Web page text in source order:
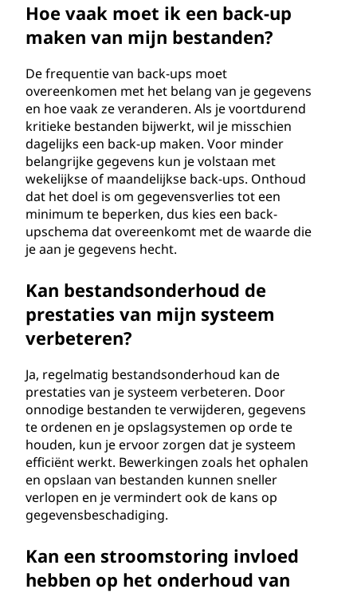
Hoe vaak moet ik een back-up
maken van mijn bestanden?
De frequentie van back-ups moet
overeenkomen met het belang van je gegevens
en hoe vaak ze veranderen. Als je voortdurend
kritieke bestanden bijwerkt, wil je misschien
dagelijks een back-up maken. Voor minder
belangrijke gegevens kun je volstaan met
wekelijkse of maandelijkse back-ups. Onthoud
dat het doel is om gegevensverlies tot een
minimum te beperken, dus kies een back-
upschema dat overeenkomt met de waarde die
je aan je gegevens hecht.
Kan bestandsonderhoud de
prestaties van mijn systeem
verbeteren?
Ja, regelmatig bestandsonderhoud kan de
prestaties van je systeem verbeteren. Door
onnodige bestanden te verwijderen, gegevens
te ordenen en je opslagsystemen op orde te
houden, kun je ervoor zorgen dat je systeem
efficiënt werkt. Bewerkingen zoals het ophalen
en opslaan van bestanden kunnen sneller
verlopen en je vermindert ook de kans op
gegevensbeschadiging.
Kan een stroomstoring invloed
hebben op het onderhoud van